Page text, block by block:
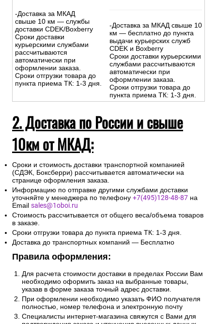
-Доставка за МКАД
свыше 10 км — службы
доставки CDEK/Boxberry
Сроки доставки
курьерскими службами
рассчитываются
автоматически при
оформлении заказа.
Сроки отгрузки товара до
пункта приема ТК: 1-3 дня.
-Доставка за МКАД свыше 10
км — бесплатно до пункта
выдачи курьерских служб
CDEK и Boxberry
Сроки доставки курьерскими
службами рассчитываются
автоматически при
оформлении заказа.
Сроки отгрузки товара до
пункта приема ТК: 1-3 дня.
2. Доставка по России и свыше
10км от МКАД:
Сроки и стоимость доставки транспортной компанией
(СДЭК, Боксберри) рассчитывается автоматически на
странице оформления заказа.
Информацию по отправке другими службами доставки
уточняйте у менеджера по телефону +7(495)128-48-87 на
Email sales@1oboi.ru
Стоимость рассчитывается от общего веса/объема товаров
в заказе.
Сроки отгрузки товара до пункта приема ТК: 1-3 дня.
Доставка до транспортных компаний — Бесплатно
Правила оформления:
Для расчета стоимости доставки в пределах России Вам
необходимо оформить заказ на выбранные товары,
указав в форме заказа точный адрес доставки.
При оформлении необходимо указать ФИО получателя
полностью, номер телефона и электронную почту
Специалисты интернет-магазина свяжутся с Вами для